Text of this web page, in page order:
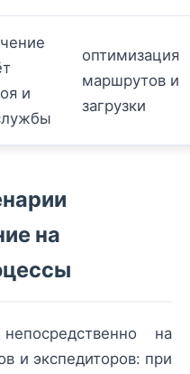
и
оптимизация
маршрутов и
загрузки
на
на
и экспедиторов: при